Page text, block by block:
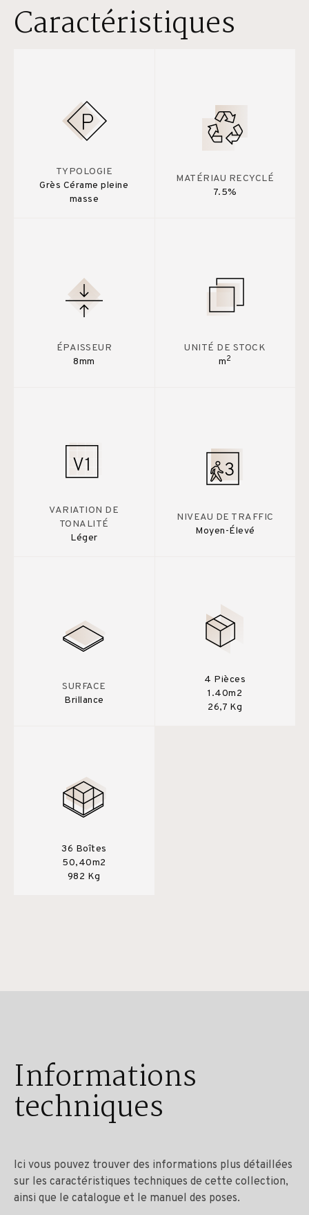
Caractéristiques
TYPOLOGIE
Grès Cérame pleine
masse
MATÉRIAU RECYCLÉ
7.5%
ÉPAISSEUR
8mm
UNITÉ DE STOCK
m2
VARIATION DE
TONALITÉ
Léger
NIVEAU DE TRAFFIC
Moyen-Élevé
SURFACE
Brillance
4 Pièces
1.40m2
26,7 Kg
36 Boîtes
50,40m2
982 Kg
Informations
techniques
Ici vous pouvez trouver des informations plus détaillées
sur les caractéristiques techniques de cette collection,
ainsi que le catalogue et le manuel des poses.